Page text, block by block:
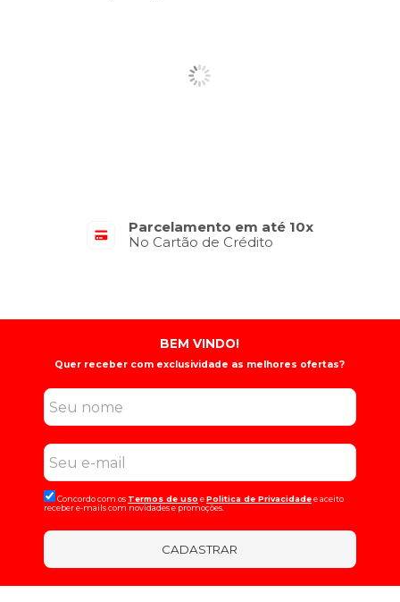
Parcelamento em até 10x
No Cartão de Crédito
BEM VINDO!
Quer receber com exclusividade as melhores ofertas?
Concordo com os Termos de uso ePolitica de Privacidadee aceito
receber e-mails com novidades e promoções.
CADASTRAR